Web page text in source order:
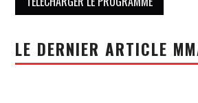
LE DERNIER ARTICLE